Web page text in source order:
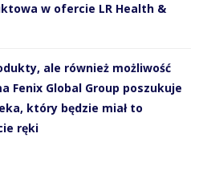
w ofercie LR Health &
ale również możliwość
Fenix Global Group poszukuje
który będzie miał to
ręki